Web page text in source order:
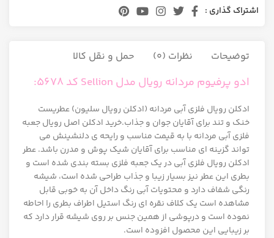
اشتراک گذاری :
توضیحات نظرات (0) حمل و نقل کالا
ادو پرفیوم مردانه رویال مدل Sellion کد 5678:
ادکلن رویال فلزی آبی مردانه (ادکلن رویال سلیون) عطریست
خنک و تند برای آقایان جوان و جذاب.خرید ادکلن اصل رویال جعبه
فلزی آبی مردانه با به قیمت مناسب و رایحه ی دلنشینش می
تواند گزینه ای مناسب برای آقایان شیک پوش و مدرن باشد. عطر
ادکلن رویال فلزی آبی در یک جعبه فلزی بسته بندی شده است و
بطری این عطر نیز بسیار زیبا و جذاب طراحی شده است، شیشه
رنگی شفاف دارد و محتویات آبی رنگ داخل آن به خوبی قابل
مشاهده است یک کلاف نقره ای رنگ استیل اطراف بطری را احاطه
نموده است و درپوشی از همین جنس بر روی شیشه قرار دارد که
بر زیبایی این محصول افزوده است.